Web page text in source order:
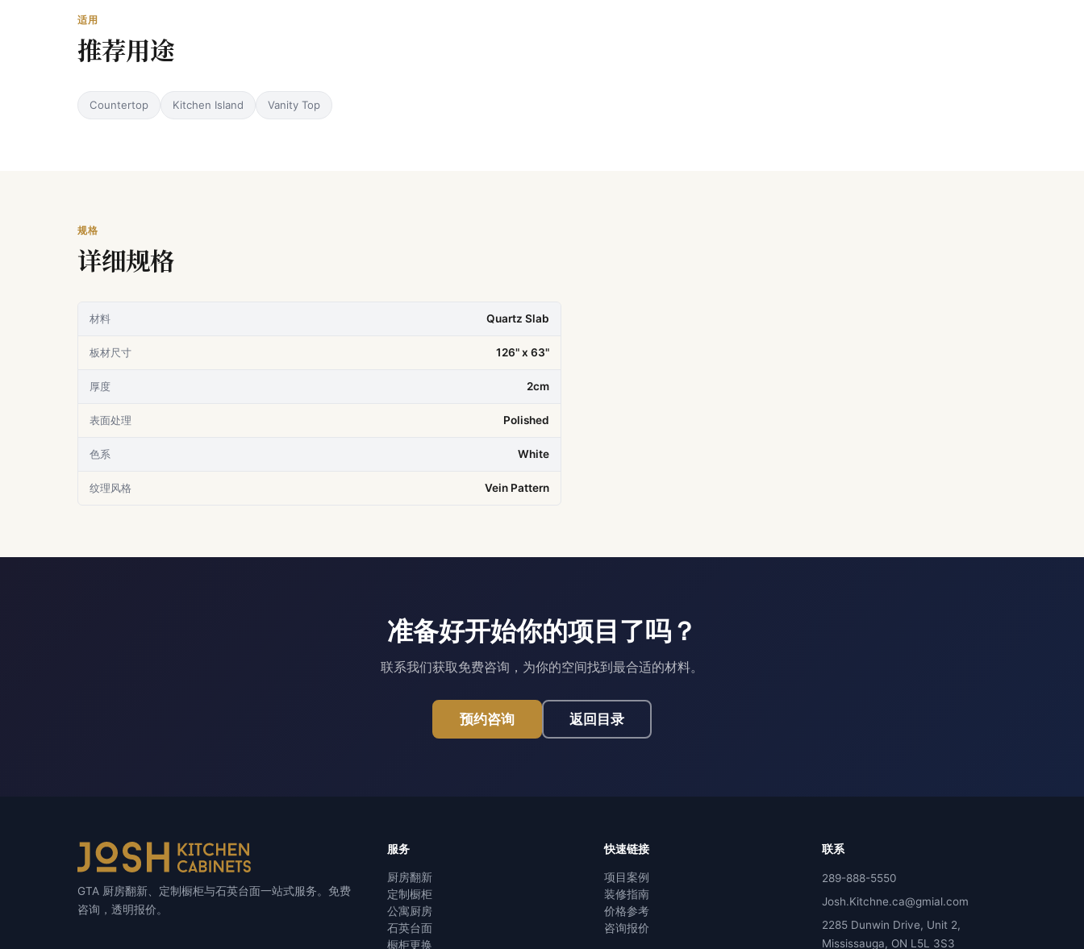
适用
推荐用途
Countertop Kitchen Island Vanity Top
规格
详细规格
材料 Quartz Slab
板材尺寸 126" x 63"
厚度 2cm
表面处理 Polished
色系 White
纹理风格 Vein Pattern
准备好开始你的项目了吗？
联系我们获取免费咨询，为你的空间找到最合适的材料。
预约咨询 返回目录
GTA 厨房翻新、定制橱柜与石英台面一站式服务。免费
咨询，透明报价。
服务
厨房翻新
定制橱柜
公寓厨房
石英台面
橱柜更换
快速链接
项目案例
装修指南
价格参考
咨询报价
联系
289-888-5550
Josh.Kitchne.ca@gmial.com
2285 Dunwin Drive, Unit 2,
Mississauga, ON L5L 3S3